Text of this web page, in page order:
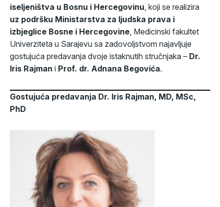
iseljeništva u Bosnu i Hercegovinu, koji se realizira
uz podršku Ministarstva za ljudska prava i
izbjeglice Bosne i Hercegovine, Medicinski fakultet
Univerziteta u Sarajevu sa zadovoljstvom najavljuje
gostujuća predavanja dvoje istaknutih stručnjaka – Dr.
Iris Rajman i Prof. dr. Adnana Begovića.
Gostujuća predavanja Dr. Iris Rajman, MD, MSc,
PhD